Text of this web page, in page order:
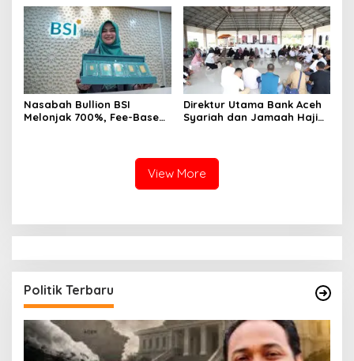
Pensiun
Nasabah Bullion BSI
Melonjak 700%, Fee-Based
Direktur Utama Bank Aceh
Syariah dan Jamaah Haji
Wakaf yang Mengalir
Sepanjang Zaman
View More
Politik Terbaru